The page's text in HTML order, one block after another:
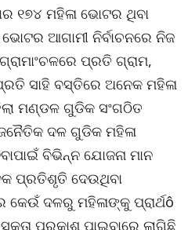
୧୭୪ ମହିଳା ଭୋଟର ଥିବା
ଆଗାମୀ ନିର୍ବାଚନରେ ନିଜ
ପ୍ରତି ଗ୍ରାମ,
ସାହି ବସ୍ତିରେ ଅନେକ ମହିଳା
ମଣ୍ଡଳ ଗୁଡିକ ସଂଗଠିତ
ଦଳ ଗୁଡିକ ମହିଳା
ବିଭିନ୍ନ ଯୋଜନା ମାନ
ପ୍ରତିଶୃତି ଦେଉଥିବା
ଦଳରୁ ମହିଳାଙ୍କୁ ପ୍ରାର୍ଥô
ପ୍ରକାଶ ପାଇବାରେ ଲାଗିଛି